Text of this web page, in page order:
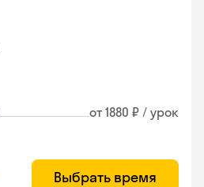
от 1880 ₽ / урок
Выбрать время